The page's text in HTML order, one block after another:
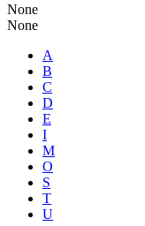
None
None
A
B
C
D
E
I
M
O
S
T
U